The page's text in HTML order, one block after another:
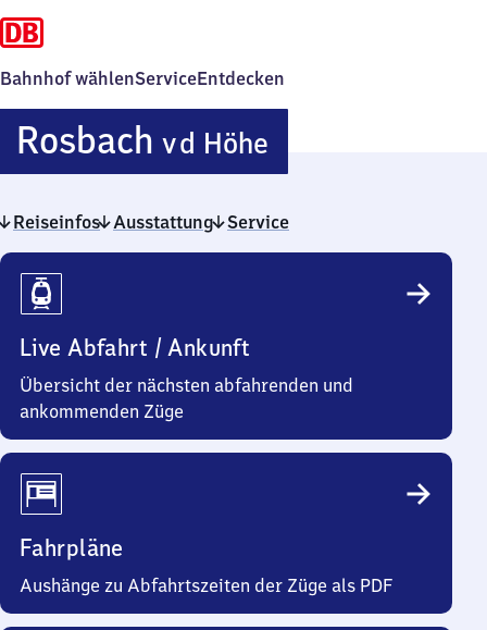
Bahnhof wählenServiceEntdecken
Rosbach v d Höhe
v d Höhe
Reiseinfos Ausstattung Service
Reiseinfos
Live Abfahrt / Ankunft
Übersicht der nächsten abfahrenden und
ankommenden Züge
Fahrpläne
Aushänge zu Abfahrtszeiten der Züge als PDF